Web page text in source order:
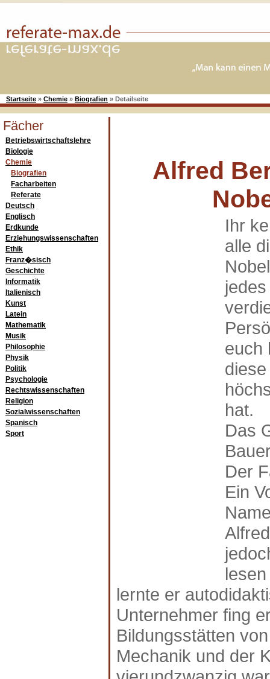
Startseite » Chemie » Biografien » Detailseite
Fächer
Betriebswirtschaftslehre
Biologie
Chemie
Biografien
Facharbeiten
Referate
Deutsch
Englisch
Erdkunde
Erziehungswissenschaften
Ethik
Franz�sisch
Geschichte
Informatik
Italienisch
Kunst
Latein
Mathematik
Musik
Philosophie
Physik
Politik
Psychologie
Rechtswissenschaften
Religion
Sozialwissenschaften
Spanisch
Sport
Alfred
Ihr
alle
euch
hat.
Das
Der
Ein
lernte er
Unternehmer fing
Bildungsstätten
Mechanik und der